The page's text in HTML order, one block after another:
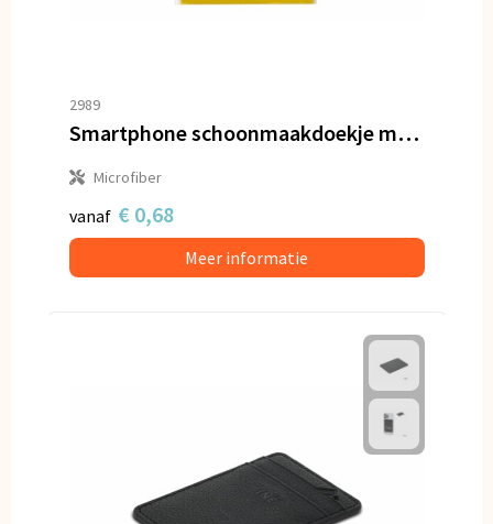
2989
Smartphone schoonmaakdoekje met antibacteriële bestanddelen sticky
Microfiber
vanaf € 0,68
Meer informatie